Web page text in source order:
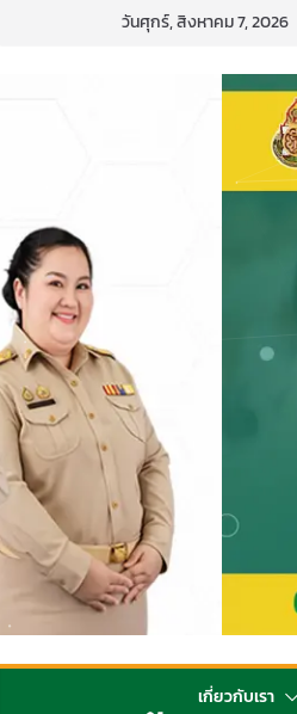
วันศุกร์, สิงหาคม 7, 2026
เกี่ยวกับเรา